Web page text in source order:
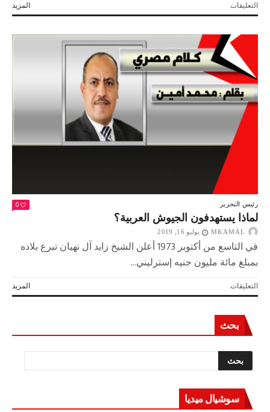
المزيد التعليقاتعلى
لمواجهة
وبمشاركة
مصرية:
٥٨
فناناً
عربيا
يشاركون
في
“الكويت
بيتنا”
الافتراضي
مغلقة
رئيس التحرير 0
لماذا يستهدفون الجيوش العربية؟
MKAMAL يوليو 16, 2019
في التاسع من أكتوبر 1973 أعلن الشيخ زايد آل نهيان تبرع بلاده
بمبلغ مائة مليون جنيه إسترليني...
المزيد التعليقاتعلى
لماذا
العربية؟
بحث
سوشيال ميديا